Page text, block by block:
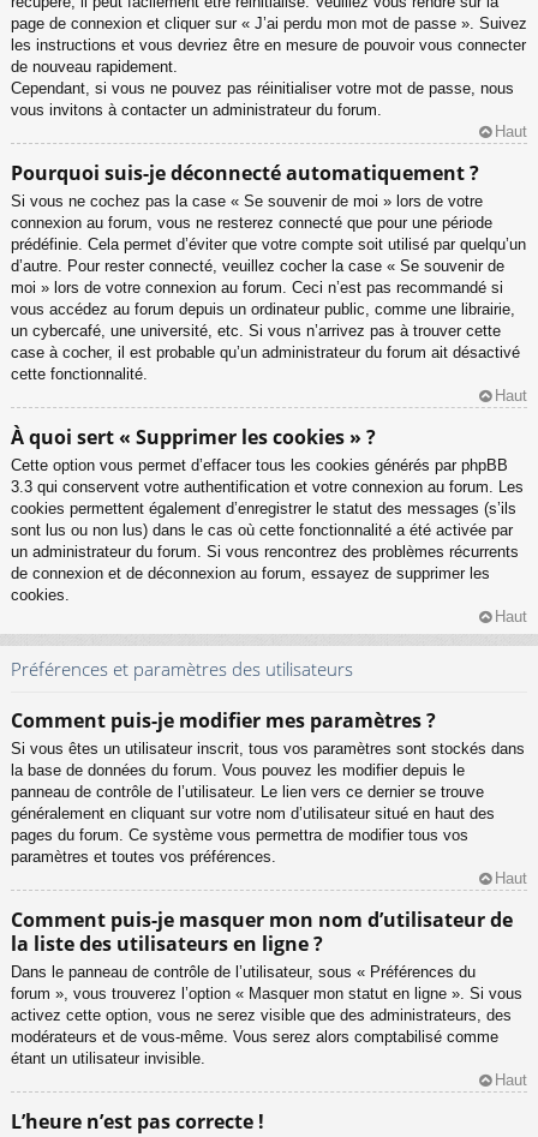
page de connexion et cliquer sur « J’ai perdu mon mot de passe ». Suivez
les instructions et vous devriez être en mesure de pouvoir vous connecter
de nouveau rapidement.
Cependant, si vous ne pouvez pas réinitialiser votre mot de passe, nous
vous invitons à contacter un administrateur du forum.
Haut
Pourquoi suis-je déconnecté automatiquement ?
Si vous ne cochez pas la case « Se souvenir de moi » lors de votre
connexion au forum, vous ne resterez connecté que pour une période
prédéfinie. Cela permet d’éviter que votre compte soit utilisé par quelqu’un
d’autre. Pour rester connecté, veuillez cocher la case « Se souvenir de
moi » lors de votre connexion au forum. Ceci n’est pas recommandé si
vous accédez au forum depuis un ordinateur public, comme une librairie,
un cybercafé, une université, etc. Si vous n’arrivez pas à trouver cette
case à cocher, il est probable qu’un administrateur du forum ait désactivé
cette fonctionnalité.
Haut
À quoi sert « Supprimer les cookies » ?
Cette option vous permet d’effacer tous les cookies générés par phpBB
3.3 qui conservent votre authentification et votre connexion au forum. Les
cookies permettent également d’enregistrer le statut des messages (s’ils
sont lus ou non lus) dans le cas où cette fonctionnalité a été activée par
un administrateur du forum. Si vous rencontrez des problèmes récurrents
de connexion et de déconnexion au forum, essayez de supprimer les
cookies.
Haut
Préférences et paramètres des utilisateurs
Comment puis-je modifier mes paramètres ?
Si vous êtes un utilisateur inscrit, tous vos paramètres sont stockés dans
la base de données du forum. Vous pouvez les modifier depuis le
panneau de contrôle de l’utilisateur. Le lien vers ce dernier se trouve
généralement en cliquant sur votre nom d’utilisateur situé en haut des
pages du forum. Ce système vous permettra de modifier tous vos
paramètres et toutes vos préférences.
Haut
Comment puis-je masquer mon nom d’utilisateur de
la liste des utilisateurs en ligne ?
Dans le panneau de contrôle de l’utilisateur, sous « Préférences du
forum », vous trouverez l’option « Masquer mon statut en ligne ». Si vous
activez cette option, vous ne serez visible que des administrateurs, des
modérateurs et de vous-même. Vous serez alors comptabilisé comme
étant un utilisateur invisible.
Haut
L’heure n’est pas correcte !